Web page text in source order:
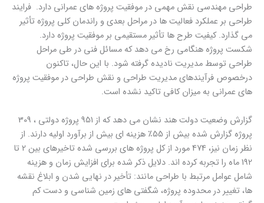
طراحی مهندسی نقش مهمی در موفقیت پروژه های عمرانی دارد. فرایند
طراحی بر عملکرد فعالیت ها در مراحل بعدی و راندمان کلی پروژه تأثیر
می گذارد. کیفیت طرح ها تأثیر مستقیمی بر موفقیت پروژه دارد.
شکست پروژه هنگامی رخ می دهد که مسائل فنی در طی مراحل
طراحی توسط مدیریت نادیده گرفته شود. با این حال، تاکنون
درخصوص فرآیندهای مدیریت طراحی و نقش طراحی در موفقیت پروژه
های عمرانی به میزان کافی تاکید نشده است.
گزارش وضعیت دولت هند نشان می دهد که از 951 پروژه دولتی ، 309
پروژه گزارش شده بیش از 55٪ هزینه ای بیش از برآورد اولیه دارند. از
نظر زمان نیز، 474 مورد از کل پروژه های بررسی شده تاخیرهای بین 2 تا
192 ماه را تجربه کرده اند. دلایل ذکر شده برای افزایش زمان و هزینه
شامل عوامل مرتبط با طراحی مانند: تأخیر در نهایی شدن و ابلاغ نقشه
ها، تغییر در محدوده پروژه، شگفتی های زمین شناسی و دست کم